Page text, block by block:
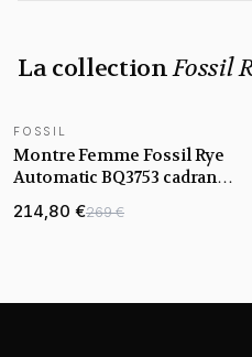
La collectionFossil
NOUVEAUTÉ
FOSSIL
Montre Femme Fossil Rye
Automatic BQ3753 cadran
argenté bracelet acier
214,80 €269 €